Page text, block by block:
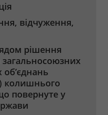
відчуження,
рішення
колишнього
повернуте у